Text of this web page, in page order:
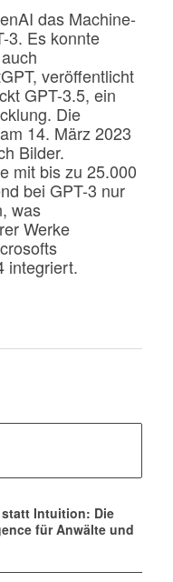
das Machine-
3. Es konnte
veröffentlicht
GPT-3.5, ein
Die
14. März 2023
Bilder.
mit bis zu 25.000
bei GPT-3 nur
was
Werke
integriert.
Intuition: Die
für Anwälte und